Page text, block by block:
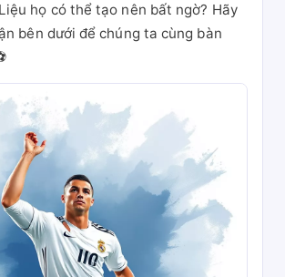
họ có thể tạo nên bất ngờ? Hãy
bên dưới để chúng ta cùng bàn